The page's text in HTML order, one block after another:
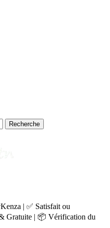
Recherche
| ✅ Satisfait ou
Gratuite | 📦 Vérification du